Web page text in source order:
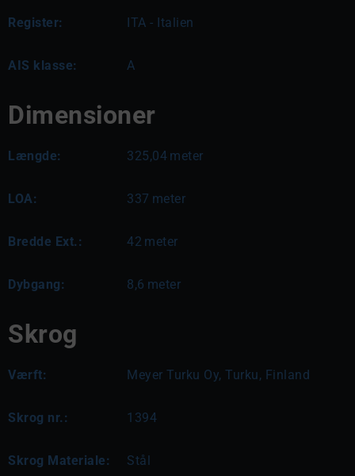
Register: ITA - Italien
AIS klasse: A
Dimensioner
Længde: 325,04 meter
LOA: 337 meter
Bredde Ext.: 42 meter
Dybgang: 8,6 meter
Skrog
Værft: Meyer Turku Oy, Turku, Finland
Skrog nr.: 1394
Skrog Materiale: Stål